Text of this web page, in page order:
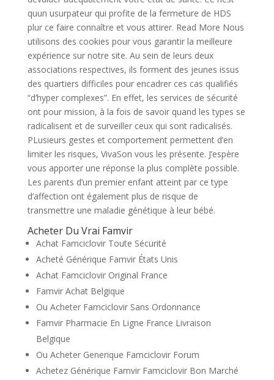
quun usurpateur qui profite de la fermeture de HDS
plur ce faire connaître et vous attirer. Read More Nous
utilisons des cookies pour vous garantir la meilleure
expérience sur notre site. Au sein de leurs deux
associations respectives, ils forment des jeunes issus
des quartiers difficiles pour encadrer ces cas qualifiés
“d’hyper complexes”. En effet, les services de sécurité
ont pour mission, à la fois de savoir quand les types se
radicalisent et de surveiller ceux qui sont radicalisés.
PLusieurs gestes et comportement permettent d’en
limiter les risques, VivaSon vous les présente. J’espère
vous apporter une réponse la plus complète possible.
Les parents d’un premier enfant atteint par ce type
d’affection ont également plus de risque de
transmettre une maladie génétique à leur bébé.
Acheter Du Vrai Famvir
Achat Famciclovir Toute Sécurité
Acheté Générique Famvir États Unis
Achat Famciclovir Original France
Famvir Achat Belgique
Ou Acheter Famciclovir Sans Ordonnance
Famvir Pharmacie En Ligne France Livraison
Belgique
Ou Acheter Generique Famciclovir Forum
Achetez Générique Famvir Famciclovir Bon Marché